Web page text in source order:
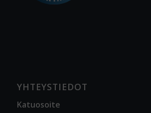
YHTEYSTIEDOT
Katuosoite